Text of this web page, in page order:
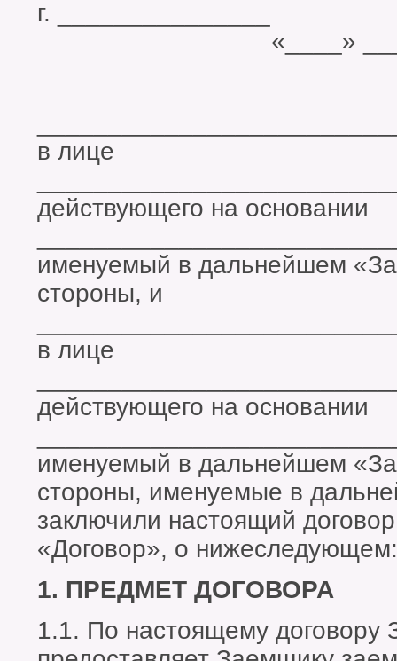
г.
«____»
в лице
действующего на основании
именуемый в дальнейшем
стороны, и
в лице
действующего на основании
именуемый в дальнейшем
стороны, именуемые в
заключили настоящий
«Договор», о нижеследующем:
1. ПРЕДМЕТ ДОГОВОРА
1.1. По настоящему договору